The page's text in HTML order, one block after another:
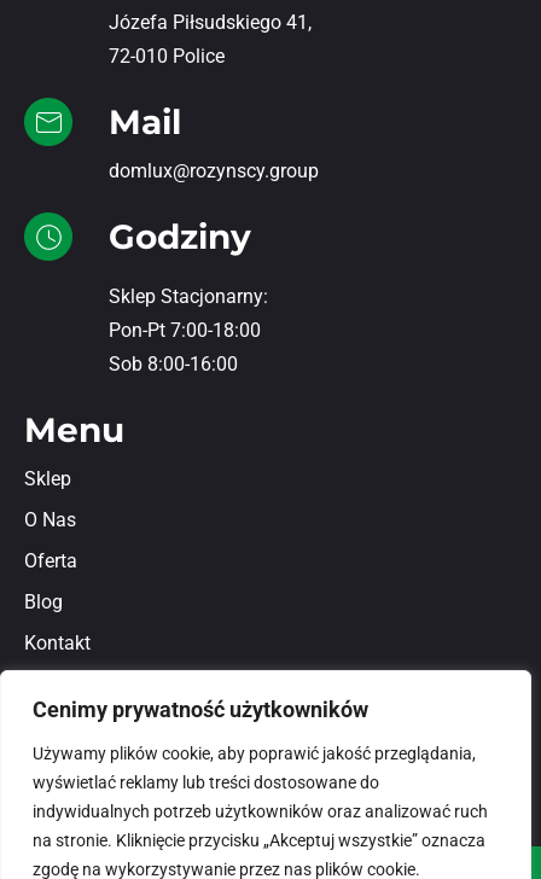
Cenimy prywatność użytkowników
Używamy plików cookie, aby poprawić jakość przeglądania,
wyświetlać reklamy lub treści dostosowane do
indywidualnych potrzeb użytkowników oraz analizować ruch
na stronie. Kliknięcie przycisku „Akceptuj wszystkie” oznacza
zgodę na wykorzystywanie przez nas plików cookie.
Józefa Piłsudskiego 41,
72-010 Police
Mail
domlux@rozynscy.group
Godziny
Sklep Stacjonarny:
Pon-Pt 7:00-18:00
Sob 8:00-16:00
Menu
Sklep
O Nas
Oferta
Blog
Kontakt
Polityka prywatności